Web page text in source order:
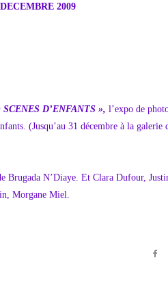
2009
SCENES D’ENFANTS », l’expo de
(Jusqu’au 31 décembre à la galerie
Brugada N’Diaye. Et Clara Dufour,
Morgane Miel.